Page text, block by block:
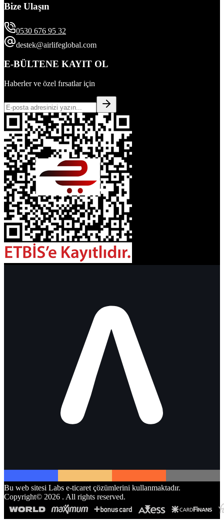
Bize Ulaşın
0530 676 95 32
destek@airlifeglobal.com
E-BÜLTENE KAYIT OL
Haberler ve özel fırsatlar için
Bu web sitesi Labs e-ticaret çözümlerini kullanmaktadır.
Copyright© 2026 . All rights reserved.